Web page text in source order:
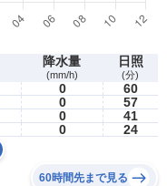
降水量
(mm/h)
日照
(分)
0
60
0
57
0
41
0 24
60時間先まで見る